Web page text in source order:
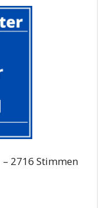
– 2716 Stimmen